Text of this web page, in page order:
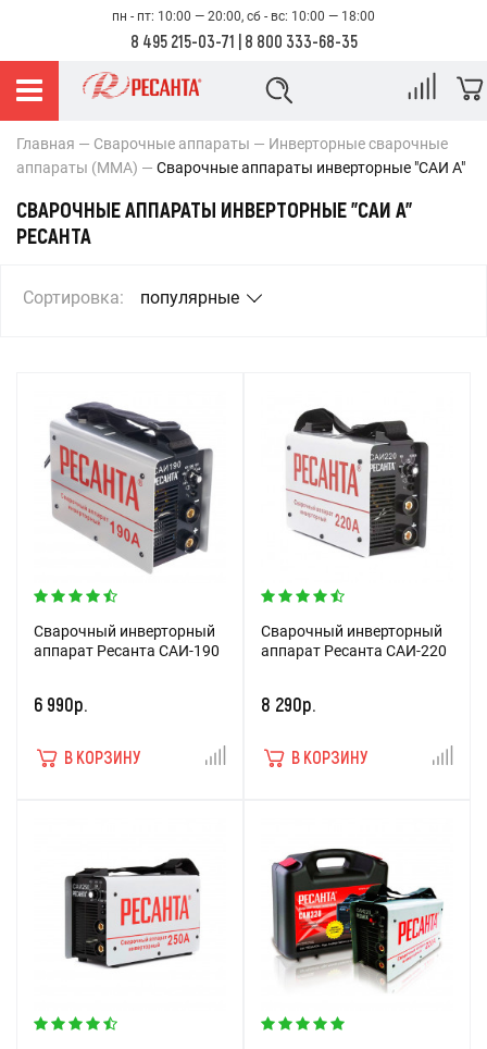
пн - пт: 10:00 — 20:00, сб - вс: 10:00 — 18:00
8 495 215-03-71 | 8 800 333-68-35
Главная Сварочные аппараты
Инверторные сварочные
аппараты (MMA)
Сварочные аппараты инверторные "САИ А"
СВАРОЧНЫЕ АППАРАТЫ ИНВЕРТОРНЫЕ "САИ А"
РЕСАНТА
Сортировка: популярные
Сварочный инверторный
аппарат Ресанта САИ-190
6 990р.
В КОРЗИНУ
Сварочный инверторный
аппарат Ресанта САИ-220
8 290р.
В КОРЗИНУ